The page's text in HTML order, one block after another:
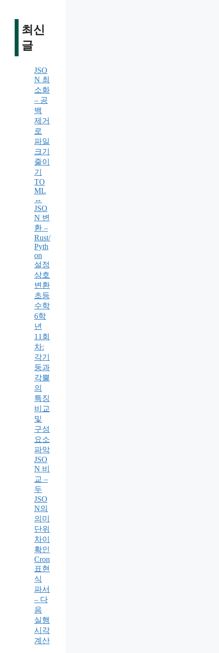
최신
글
JSO
N 최
소화
– 공
백
제거
로
파일
크기
줄이
기
TO
ML
↔
JSO
N 변
환 –
Rust/
Pyth
on
설정
상호
변환
초등
수학
6학
년
11회
차:
각기
둥과
각뿔
의
특징
비교
및
구성
요소
파악
JSO
N 비
교 –
두
JSO
N의
의미
단위
차이
확인
Cron
표현
식
파서
– 다
음
실행
시각
계산